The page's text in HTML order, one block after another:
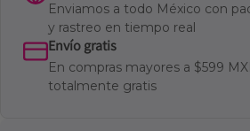
Enviamos a todo México con
y rastreo en tiempo real
Envío gratis
En compras mayores a $599
totalmente gratis